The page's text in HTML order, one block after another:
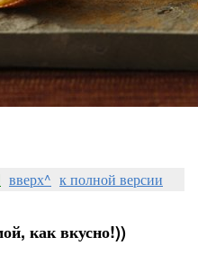
вверх^ к полной версии
как вкусно!))